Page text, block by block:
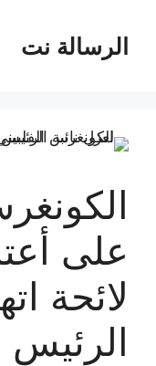
المحتوىالرسالة نت
على
لائحة
الرئيس